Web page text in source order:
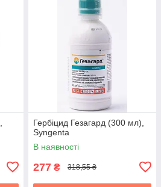
Гербіцид Гезагард (300 мл),
Syngenta
В наявності
277 ₴ 318,55 ₴